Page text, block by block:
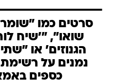
סרטים כמו
שואו", "'שיח
הגנוזים' או
נמנים על רשימת
כספים